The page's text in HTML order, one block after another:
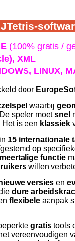
(100% gratis /
XML
LINUX,
door
waarbij
speler moetsnel
Het is een klassiek
15 internationale
op
meertalige functie
willen
versies en
dure
flexibele aanpak
gratis tools
vereenvoudigen